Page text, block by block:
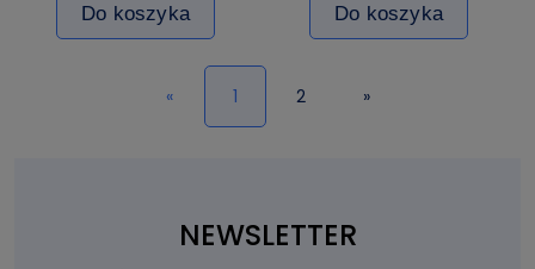
Do koszyka Do koszyka
« 1 2 »
NEWSLETTER